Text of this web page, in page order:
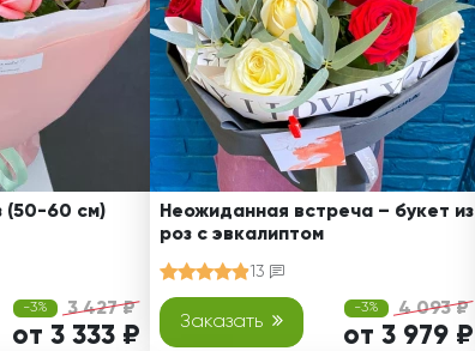
(50-60 см)
-3% 3 427 ₽
от 3 333 ₽
Неожиданная встреча – букет из
роз с эвкалиптом
13
Заказать
-3% 4 093 ₽
от 3 979 ₽